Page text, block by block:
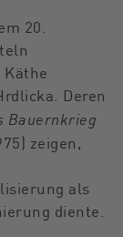
20.
Deren
Bauernkrieg
zeigen,
als
diente.